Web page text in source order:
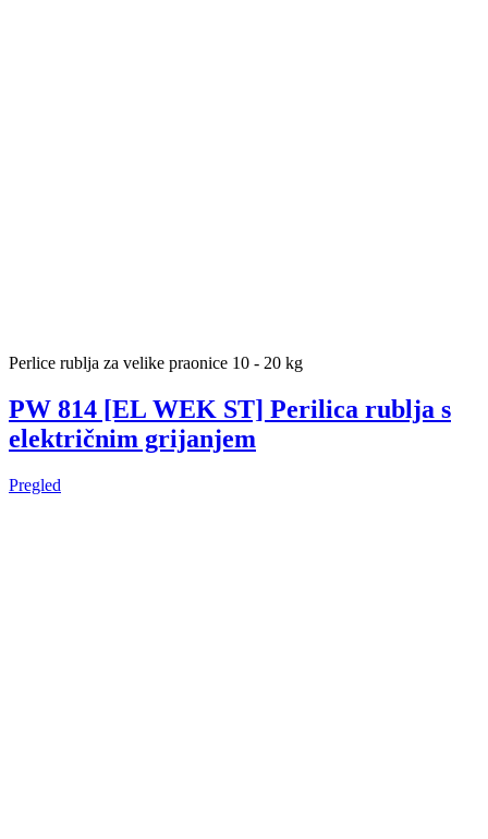
Perlice rublja za velike praonice 10 - 20 kg
PW 814 [EL WEK ST] Perilica rublja s
električnim grijanjem
Pregled